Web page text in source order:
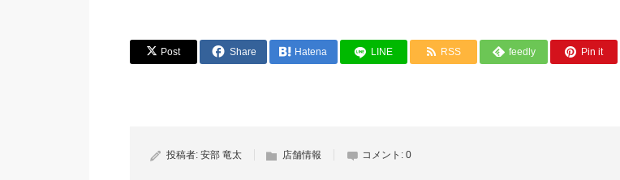
Post Share Hatena LINE RSS feedly Pin it
投稿者: 安部 竜太 店舗情報 コメント: 0